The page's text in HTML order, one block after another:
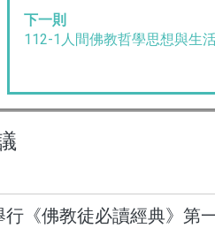
下一則
112-1人間佛教哲學思想與生
行 《佛教徒必讀經典》第